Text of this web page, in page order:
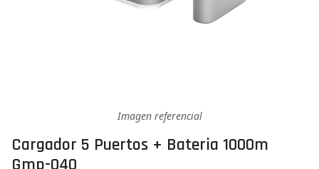
Imagen referencial
Cargador 5 Puertos + Bateria 1000m
Gmp-040